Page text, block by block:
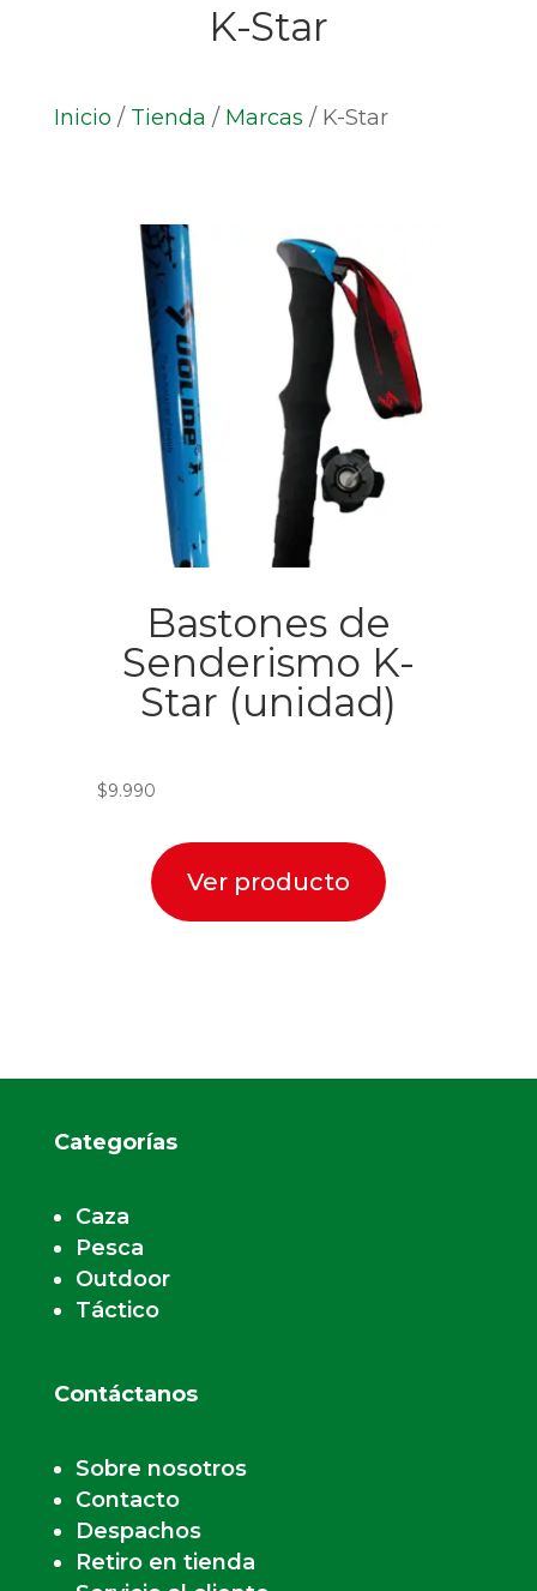
K-Star
Inicio / Tienda / Marcas / K-Star
Bastones de
Senderismo K-
Star (unidad)
$9.990
Ver producto
Categorías
Caza
Pesca
Outdoor
Táctico
Contáctanos
Sobre nosotros
Contacto
Despachos
Retiro en tienda